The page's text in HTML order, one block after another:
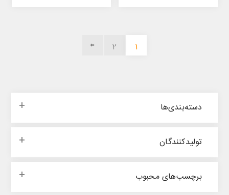
1
2
دسته‌بندی‌ها
تولیدکنندگان
برچسب‌های محبوب